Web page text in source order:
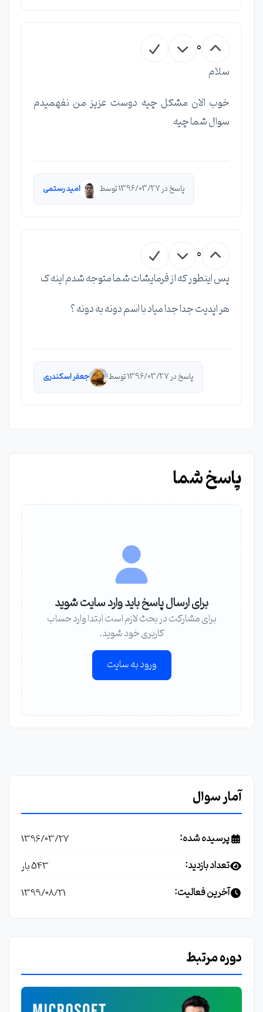
0
سلام
خوب الان مشکل چیه دوست عزیز من نفهمیدم
سوال شما چیه
پاسخ در 1396/03/27 توسط امید رستمی
0
پس اینطور که از فرمایشات شما متوجه شدم اینه ک
هر اپدیت جدا جدا میاد با اسم دونه به دونه ؟
پاسخ در 1396/03/27 توسط جعفر اسکندری
پاسخ شما
برای ارسال پاسخ باید وارد سایت شوید
برای مشارکت در بحث لازم است ابتدا وارد حساب
کاربری خود شوید.
ورود به سایت
آمار سوال
پرسیده شده: 1396/03/27
تعداد بازدید: 543 بار
آخرین فعالیت: 1399/08/21
دوره مرتبط